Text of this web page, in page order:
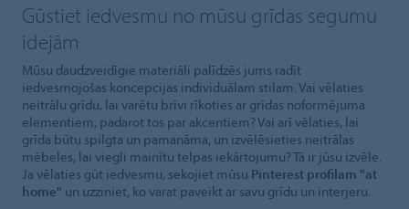
Gūstiet iedvesmu no mūsu grīdas segumu
idejām
Mūsu daudzveidīgie materiāli palīdzēs jums radīt
iedvesmojošas koncepcijas individuālam stilam. Vai vēlaties
neitrālu grīdu, lai varētu brīvi rīkoties ar grīdas noformējuma
elementiem, padarot tos par akcentiem? Vai arī vēlaties, lai
grīda būtu spilgta un pamanāma, un izvēlēsieties neitrālas
mēbeles, lai viegli mainītu telpas iekārtojumu? Tā ir jūsu izvēle.
Ja vēlaties gūt iedvesmu, sekojiet mūsu Pinterest profilam "at
home" un uzziniet, ko varat paveikt ar savu grīdu un interjeru.